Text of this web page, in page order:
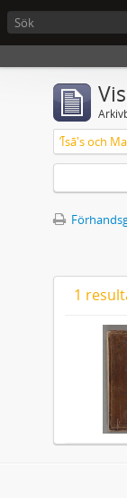
ʼĪsā's och
1